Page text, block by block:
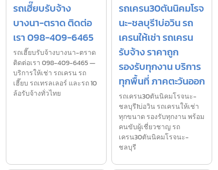
รถเฮี๊ยบรับจ้าง
บางนา-ตราด ติดต่อ
เรา 098-409-6465
รถเฮี๊ยบรับจ้างบางนา-ตราด
ติดต่อเรา 098-409-6465 —
บริการให้เช่า รถเครน รถ
เฮี๊ยบ รถเทรลเลอร์ และรถ 10
ล้อรับจ้างทั่วไทย
รถเครน30ตันนิคมโรจ
นะ-ชลบุรี1บ่อวิน รถ
เครนให้เช่า รถเครน
รับจ้าง ราคาถูก
รองรับทุกงาน บริการ
ทุกพื้นที่ ภาคตะวันออก
รถเครน30ตันนิคมโรจนะ-
ชลบุรี1บ่อวิน รถเครนให้เช่า
ทุกขนาด รองรับทุกงาน พร้อม
คนขับผู้เชี่ยวชาญ รถ
เครน30ตันนิคมโรจนะ-
ชลบุรี